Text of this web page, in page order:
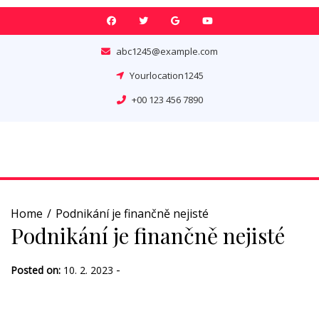
Skip
abc1245@example.com
Yourlocation1245
+00 123 456 7890
Home Podnikání je finančně nejisté
Podnikání je finančně nejisté
Posted on: 10. 2. 2023 -